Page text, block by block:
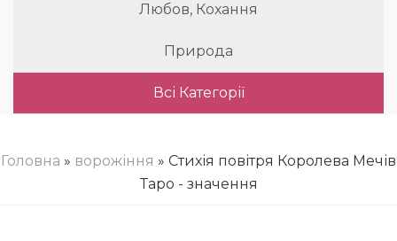
Любов, Кохання
Природа
Всі Категорії
Головна » ворожіння » Стихія повітря Королева Мечів
Таро - значення